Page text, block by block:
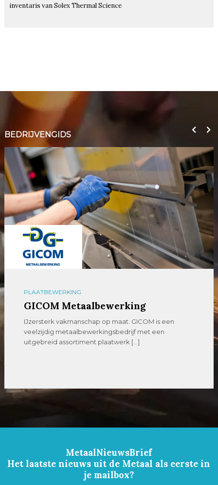
inventaris van Solex Thermal Science
BEDRIJVENGIDS
PLAATBEWERKING
GICOM Metaalbewerking
IJzersterk vakmanschap op maat. GICOM is een
veelzijdig metaalbewerkingsbedrijf met een
uitgebreid assortiment plaatwerk […]
MetaalNieuwsBrief
Het laatste nieuws uit de Metaal als eerste in
je mailbox?